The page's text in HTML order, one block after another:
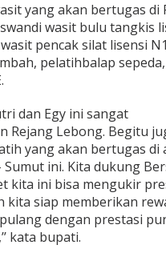
yang akan bertugas di
wasit bulu tangkis
pencak silat lisensi
pelatihbalap
dan Egy ini sangat
Rejang Lebong. Begitu
yang akan bertugas di
Sumut ini. Kita dukung
kita ini bisa mengukir
kita siap memberikan
dengan prestasi
kata bupati.